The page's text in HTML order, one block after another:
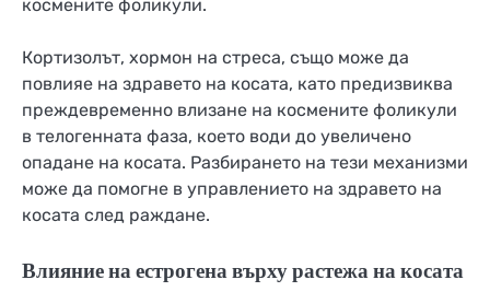
космените фоликули.
Кортизолът, хормон на стреса, също може да
повлияе на здравето на косата, като предизвиква
преждевременно влизане на космените фоликули
в телогенната фаза, което води до увеличено
опадане на косата. Разбирането на тези механизми
може да помогне в управлението на здравето на
косата след раждане.
Влияние на естрогена върху растежа на косата